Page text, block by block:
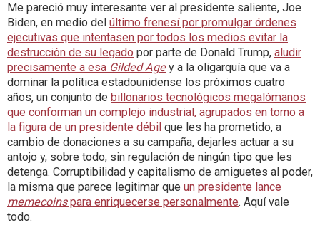
Me pareció muy interesante ver al presidente saliente, Joe
Biden, en medio del último frenesí por promulgar órdenes
ejecutivas que intentasen por todos los medios evitar la
destrucción de su legado por parte de Donald Trump, aludir
precisamente a esa Gilded Agey a la oligarquía que va a
dominar la política estadounidense los próximos cuatro
años, un conjunto de billonarios tecnológicos megalómanos
que conforman un complejo industrial, agrupados en torno a
la figura de un presidente débil que les ha prometido, a
cambio de donaciones a su campaña, dejarles actuar a su
antojo y, sobre todo, sin regulación de ningún tipo que les
detenga. Corruptibilidad y capitalismo de amiguetes al poder,
la misma que parece legitimar que un presidente lance
memecoinspara enriquecerse personalmente. Aquí vale
todo.